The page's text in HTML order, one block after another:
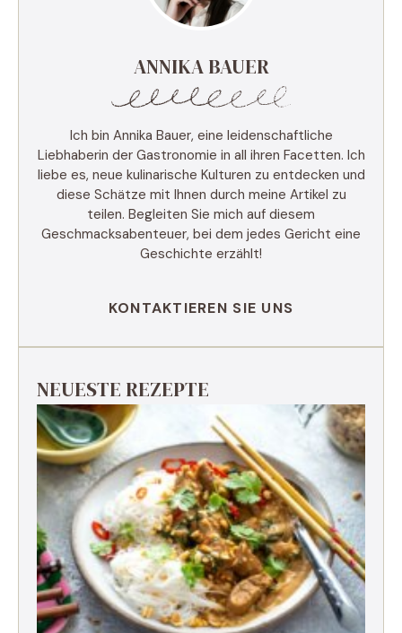
ANNIKA BAUER
Ich bin Annika Bauer, eine leidenschaftliche
Liebhaberin der Gastronomie in all ihren Facetten. Ich
liebe es, neue kulinarische Kulturen zu entdecken und
diese Schätze mit Ihnen durch meine Artikel zu
teilen. Begleiten Sie mich auf diesem
Geschmacksabenteuer, bei dem jedes Gericht eine
Geschichte erzählt!
KONTAKTIEREN SIE UNS
NEUESTE REZEPTE